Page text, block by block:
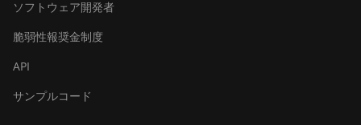
Bitmain Antminer AL1
Canaan Avalon A15-194T
Canaan Avalon A1566I
ソフトウェア開発者
脆弱性報奨金制度
API
サンプルコード